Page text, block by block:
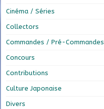
Cinéma / Séries
Collectors
Commandes / Pré-Commandes
Concours
Contributions
Culture Japonaise
Divers